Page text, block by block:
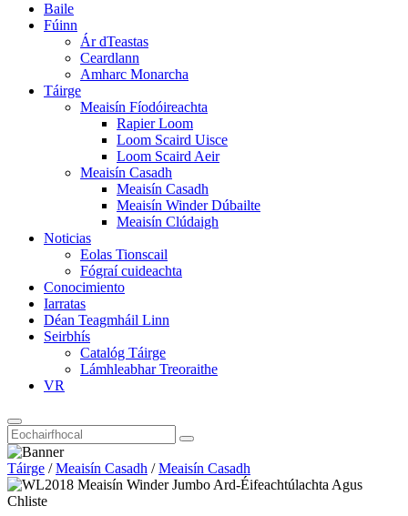
Baile
Fúinn
Ár dTeastas
Ceardlann
Amharc Monarcha
Táirge
Meaisín Fíodóireachta
Rapier Loom
Loom Scaird Uisce
Loom Scaird Aeir
Meaisín Casadh
Meaisín Casadh
Meaisín Winder Dúbailte
Meaisín Clúdaigh
Noticias
Eolas Tionscail
Fógraí cuideachta
Conocimiento
Iarratas
Déan Teagmháil Linn
Seirbhís
Catalóg Táirge
Lámhleabhar Treoraithe
VR
Táirge /Meaisín Casadh /Meaisín Casadh